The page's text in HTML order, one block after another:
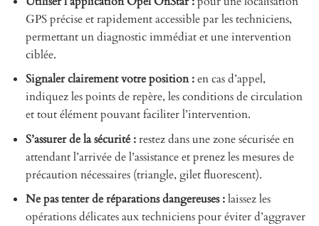
GPS précise et rapidement accessible par les techniciens,
permettant un diagnostic immédiat et une intervention
ciblée.
Signaler clairement votre position :en cas d’appel,
indiquez les points de repère, les conditions de circulation
et tout élément pouvant faciliter l’intervention.
S’assurer de la sécurité :restez dans une zone sécurisée en
attendant l’arrivée de l’assistance et prenez les mesures de
précaution nécessaires (triangle, gilet fluorescent).
Ne pas tenter de réparations dangereuses :laissez les
opérations délicates aux techniciens pour éviter d’aggraver